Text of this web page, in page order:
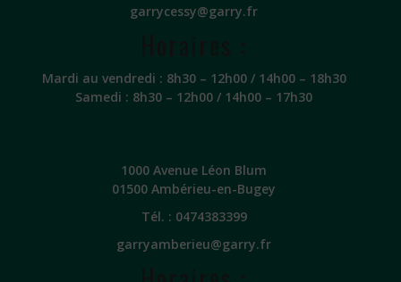
garrycessy@garry.fr
Mardi au vendredi : 8h30 – 12h00 / 14h00 – 18h30
Samedi : 8h30 – 12h00 / 14h00 – 17h30
1000 Avenue Léon Blum
01500 Ambérieu-en-Bugey
Tél. : 0474383399
garryamberieu@garry.fr